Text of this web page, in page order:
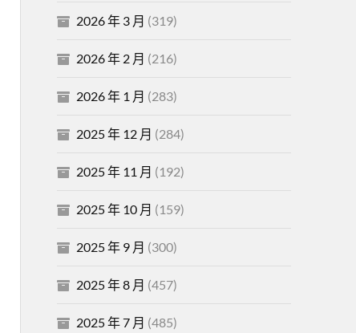
2026 年 3 月 (319)
2026 年 2 月 (216)
2026 年 1 月 (283)
2025 年 12 月 (284)
2025 年 11 月 (192)
2025 年 10 月 (159)
2025 年 9 月 (300)
2025 年 8 月 (457)
2025 年 7 月 (485)